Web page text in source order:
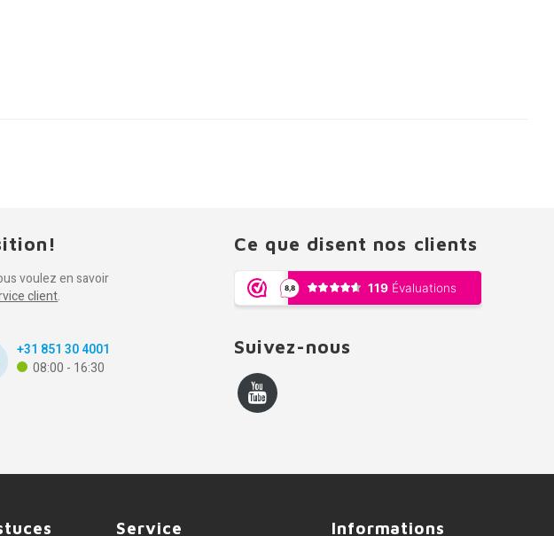
voulez en savoir
client.
+31 851 30 4001
08:00 - 16:30
Ce que disent nos clients
Suivez-nous
Service Informations